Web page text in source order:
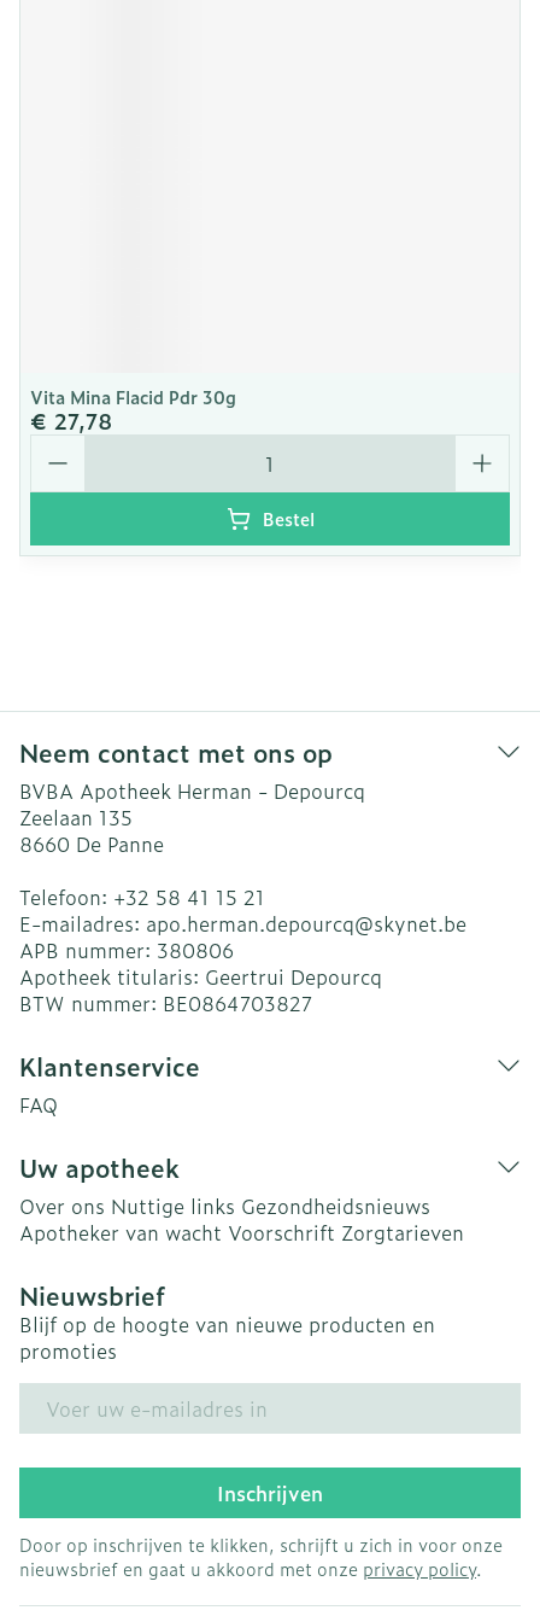
Vita Mina Flacid Pdr 30g
€ 27,78
Aantal
Bestel
Neem contact met ons op
BVBA Apotheek Herman - Depourcq
Zeelaan 135
8660 De Panne
Telefoon: +32 58 41 15 21
E-mailadres: apo.herman.depourcq@skynet.be
APB nummer: 380806
Apotheek titularis: Geertrui Depourcq
BTW nummer: BE0864703827
Klantenservice
FAQ
Uw apotheek
Over ons Nuttige links Gezondheidsnieuws
Apotheker van wacht Voorschrift Zorgtarieven
Nieuwsbrief
Blijf op de hoogte van nieuwe producten en
promoties
Inschrijven
Door op inschrijven te klikken, schrijft u zich in voor onze
nieuwsbrief en gaat u akkoord met onze privacy policy.